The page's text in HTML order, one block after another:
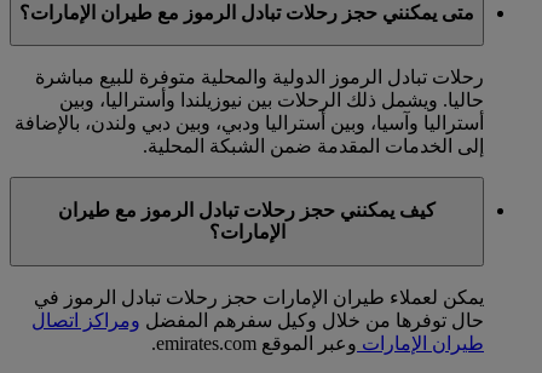
متى يمكنني حجز رحلات تبادل الرموز مع طيران الإمارات؟
رحلات تبادل الرموز الدولية والمحلية متوفرة للبيع مباشرة
حاليا. ويشمل ذلك الرحلات بين نيوزيلندا وأستراليا، وبين
أستراليا وآسيا، وبين أستراليا ودبي، وبين دبي ولندن، بالإضافة
إلى الخدمات المقدمة ضمن الشبكة المحلية.
كيف يمكنني حجز رحلات تبادل الرموز مع طيران
الإمارات؟
يمكن لعملاء طيران الإمارات حجز رحلات تبادل الرموز في
حال توفرها من خلال وكيل سفرهم المفضل ومراكز اتصال
طيران الإمارات وعبر الموقع emirates.com.